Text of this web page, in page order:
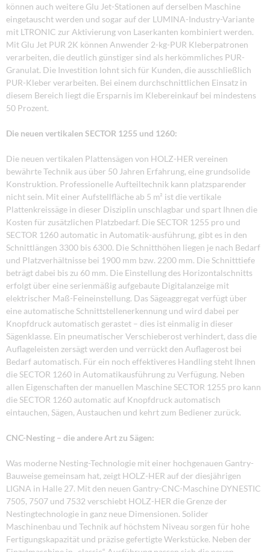
können auch weitere Glu Jet-Stationen auf derselben Maschine
eingetauscht werden und sogar auf der LUMINA-Industry-Variante
mit LTRONIC zur Aktivierung von Laserkanten kombiniert werden.
Mit Glu Jet PUR 2K können Anwender 2-kg-PUR Kleberpatronen
verarbeiten, die deutlich günstiger sind als herkömmliches PUR-
Granulat. Die Investition lohnt sich für Kunden, die ausschließlich
PUR-Kleber verarbeiten. Bei einem durchschnittlichen Einsatz in
diesem Bereich liegt die Ersparnis im Klebereinkauf bei mindestens
50 Prozent.
Die neuen vertikalen SECTOR 1255 und 1260:
Die neuen vertikalen Plattensägen von HOLZ-HER vereinen
bewährte Technik aus über 50 Jahren Erfahrung, eine grundsolide
Konstruktion. Professionelle Aufteiltechnik kann platzsparender
nicht sein. Mit einer Aufstellfläche ab 5 m² ist die vertikale
Plattenkreissäge in dieser Disziplin unschlagbar und spart Ihnen die
Kosten für zusätzlichen Platzbedarf. Die SECTOR 1255 pro und
SECTOR 1260 automatic in Automatik-ausführung, gibt es in den
Schnittlängen 3300 bis 6300. Die Schnitthöhen liegen je nach Bedarf
und Platzverhältnisse bei 1900 mm bzw. 2200 mm. Die Schnitttiefe
beträgt dabei bis zu 60 mm. Die Einstellung des Horizontalschnitts
erfolgt über eine serienmäßig aufgebaute Digitalanzeige mit
elektrischer Maß-Feineinstellung. Das Sägeaggregat verfügt über
eine automatische Schnittstellenerkennung und wird dabei per
Knopfdruck automatisch gerastet – dies ist einmalig in dieser
Sägenklasse. Ein pneumatischer Verschieberost verhindert, dass die
Auflageleisten zersägt werden und verrückt den Auflagerost bei
Bedarf automatisch. Für ein noch effektiveres Handling steht Ihnen
die SECTOR 1260 in Automatikausführung zu Verfügung. Neben
allen Eigenschaften der manuellen Maschine SECTOR 1255 pro kann
die SECTOR 1260 automatic auf Knopfdruck automatisch
eintauchen, Sägen, Austauchen und kehrt zum Bediener zurück.
CNC-Nesting – die andere Art zu Sägen:
Was moderne Nesting-Technologie mit einer hochgenauen Gantry-
Bauweise gemeinsam hat, zeigt HOLZ-HER auf der diesjährigen
LIGNA in Halle 27. Mit den neuen Gantry-CNC-Maschine DYNESTIC
7505, 7507 und 7532 verschiebt HOLZ-HER die Grenze der
Nestingtechnologie in ganz neue Dimensionen. Solider
Maschinenbau und Technik auf höchstem Niveau sorgen für hohe
Fertigungskapazität und präzise gefertigte Werkstücke. Neben der